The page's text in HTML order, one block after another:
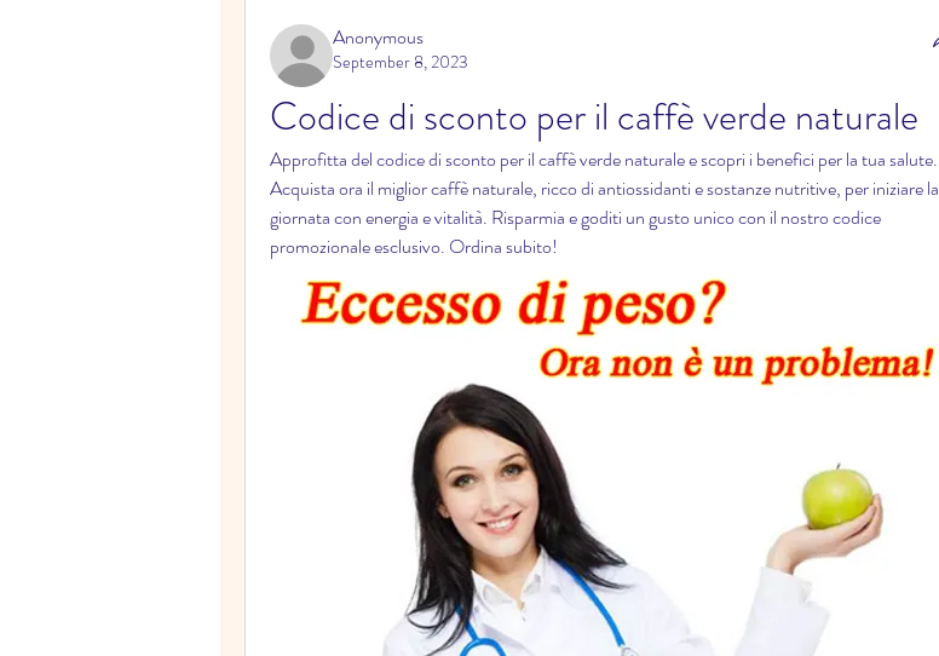
Anonymous
September 8, 2023
Codice di sconto per il caffè verde naturale
Approfitta del codice di sconto per il caffè verde naturale e scopri i benefici per la tua salute.
Acquista ora il miglior caffè naturale, ricco di antiossidanti e sostanze nutritive, per iniziare la
giornata con energia e vitalità. Risparmia e goditi un gusto unico con il nostro codice
promozionale esclusivo. Ordina subito!